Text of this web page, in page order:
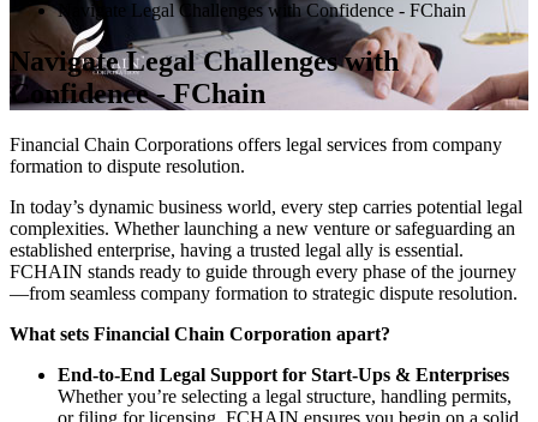
Navigate Legal Challenges with Confidence - FChain
Navigate Legal Challenges with
Confidence - FChain
Financial Chain Corporations offers legal services from company
formation to dispute resolution.
In today’s dynamic business world, every step carries potential legal
complexities. Whether launching a new venture or safeguarding an
established enterprise, having a trusted legal ally is essential.
FCHAIN stands ready to guide through every phase of the journey
—from seamless company formation to strategic dispute resolution.
What sets Financial Chain Corporation apart?
End-to-End Legal Support for Start-Ups & Enterprises
Whether you’re selecting a legal structure, handling permits,
or filing for licensing, FCHAIN ensures you begin on a solid